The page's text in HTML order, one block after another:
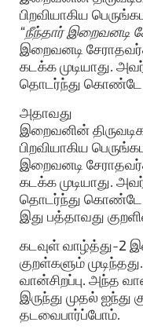
பிறவியாகிய
“நீந்தார் இறைவனடி
இறைவனடி
கடக்க முடியாது.
தொடர்ந்து கொண்டே
அதாவது
இறைவனின்
பிறவியாகிய
இறைவனடி
கடக்க முடியாது.
தொடர்ந்து கொண்டே
இது பத்தாவது
கடவுள் வாழ்த்து-2
குறள்களும்
வான்சிறப்பு. அந்த
இருந்து முதல்
தடவைபார்ப்போம்.